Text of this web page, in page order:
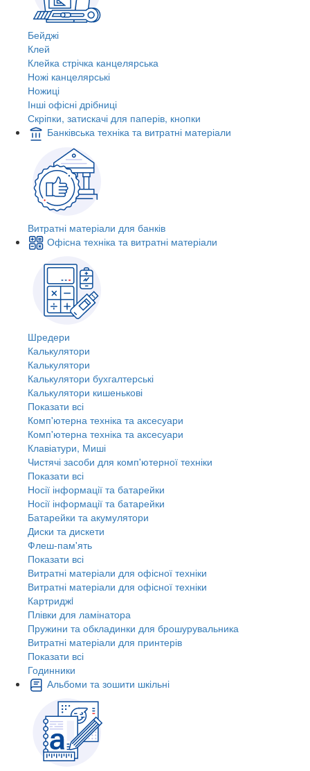
Бейджі
Клей
Клейка стрічка канцелярська
Ножі канцелярські
Ножиці
Інші офісні дрібниці
Скріпки, затискачі для паперів, кнопки
Банківська техніка та витратні матеріали
Витратні матеріали для банків
Офісна техніка та витратні матеріали
Шредери
Калькулятори
Калькулятори
Калькулятори бухгалтерські
Калькулятори кишенькові
Показати всі
Комп'ютерна техніка та аксесуари
Комп'ютерна техніка та аксесуари
Клавіатури, Миші
Чистячі засоби для комп'ютерної техніки
Показати всі
Носії інформації та батарейки
Носії інформації та батарейки
Батарейки та акумулятори
Диски та дискети
Флеш-пам'ять
Показати всі
Витратні матеріали для офісної техніки
Витратні матеріали для офісної техніки
Картриджi
Плівки для ламінатора
Пружини та обкладинки для брошурувальника
Витратні матеріали для принтерів
Показати всі
Годинники
Альбоми та зошити шкільні